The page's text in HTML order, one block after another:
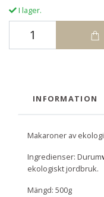
I lager.
INFORMATION
Makaroner av
Ingredienser: Durum
ekologiskt jordbruk.
Mängd: 500g